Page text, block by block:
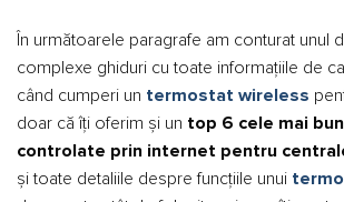
În următoarele paragrafe am conturat unul
complexe ghiduri cu toate informațiile de
când cumperi un termostat wireless
doar că îți oferim și un top 6 cele mai
controlate prin internet pentru
și toate detaliile despre funcțiile unui